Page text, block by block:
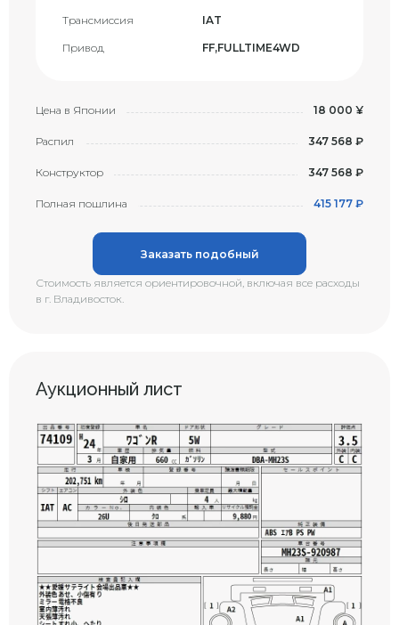
Трансмиссия IAT
Привод FF,FULLTIME4WD
Цена в Японии 18 000 ¥
Распил 347 568 ₽
Конструктор 347 568 ₽
Полная пошлина 415 177 ₽
Стоимость является ориентировочной, включая все расходы
в г. Владивосток.
Заказать подобный
Аукционный лист